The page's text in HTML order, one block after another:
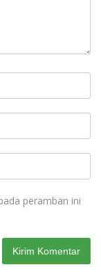
peramban ini